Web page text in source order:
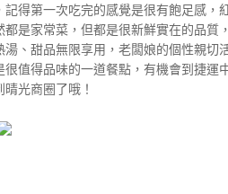
得第一次吃完的感覺是很有飽足感，
是家常菜，但都是很新鮮實在的品質
、甜品無限享用，老闆娘的個性親切
值得品味的一道餐點，有機會到捷運
光商圈了哦！